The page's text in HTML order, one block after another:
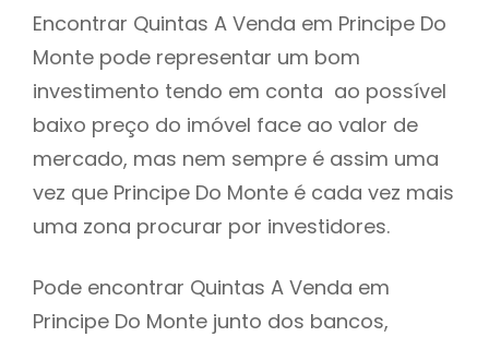
Encontrar Quintas A Venda em Principe Do
Monte pode representar um bom
investimento tendo em conta ao possível
baixo preço do imóvel face ao valor de
mercado, mas nem sempre é assim uma
vez que Principe Do Monte é cada vez mais
uma zona procurar por investidores.
Pode encontrar Quintas A Venda em
Principe Do Monte junto dos bancos,